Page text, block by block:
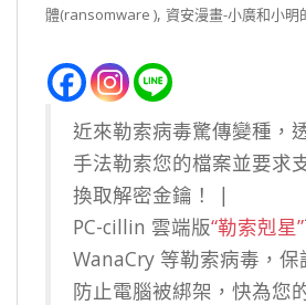
體(ransomware ), 資安漫畫-小廣和小明
近來勒索病毒驚傳變種，
手法勒索您的檔案並要求
換取解密金鑰！ |
PC-cillin 雲端版“勒索剋星”
WanaCry 等勒索病毒，保
防止電腦被綁架，快為您